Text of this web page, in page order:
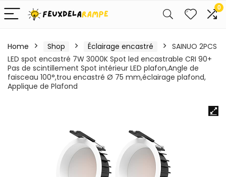
0
Home Shop Éclairage encastré
SAINUO 2PCS
LED spot encastré 7W 3000K Spot led encastrable CRI 90+
Pas de scintillement Spot intérieur LED plafon,Angle de
faisceau 100°,trou encastré Ø 75 mm,éclairage plafond,
Applique de Plafond